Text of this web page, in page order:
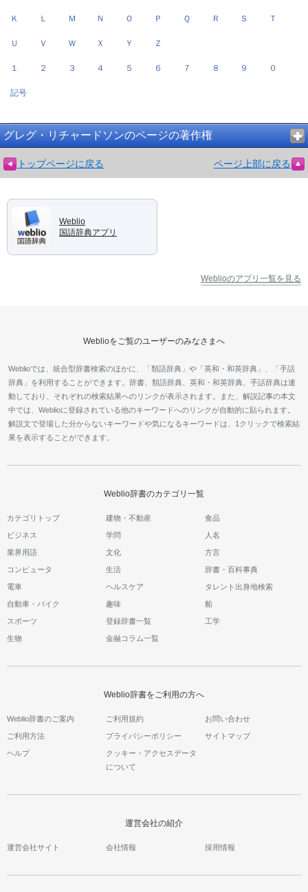
Ｋ Ｌ Ｍ Ｎ Ｏ Ｐ Ｑ Ｒ Ｓ Ｔ
Ｕ Ｖ Ｗ Ｘ Ｙ Ｚ
１ ２ ３ ４ ５ ６ ７ ８ ９ ０
記号
グレグ・リチャードソンのページの著作権
トップページに戻る ページ上部に戻る
Weblio
国語辞典アプリ
Weblioのアプリ一覧を見る
Weblioをご覧のユーザーのみなさまへ
Weblioでは、統合型辞書検索のほかに、「類語辞典」や「英和・和英辞典」、「手話
辞典」を利用することができます。辞書、類語辞典、英和・和英辞典、手話辞典は連
動しており、それぞれの検索結果へのリンクが表示されます。また、解説記事の本文
中では、Weblioに登録されている他のキーワードへのリンクが自動的に貼られます。
解説文で登場した分からないキーワードや気になるキーワードは、1クリックで検索結
果を表示することができます。
Weblio辞書のカテゴリ一覧
カテゴリトップ 建物・不動産 食品
ビジネス 学問 人名
業界用語 文化 方言
コンピュータ 生活 辞書・百科事典
電車 ヘルスケア タレント出身地検索
自動車・バイク 趣味 船
スポーツ 登録辞書一覧 工学
生物 金融コラム一覧
Weblio辞書をご利用の方へ
Weblio辞書のご案内 ご利用規約 お問い合わせ
ご利用方法 プライバシーポリシー サイトマップ
ヘルプ
クッキー・アクセスデータ
について
運営会社の紹介
運営会社サイト 会社情報 採用情報